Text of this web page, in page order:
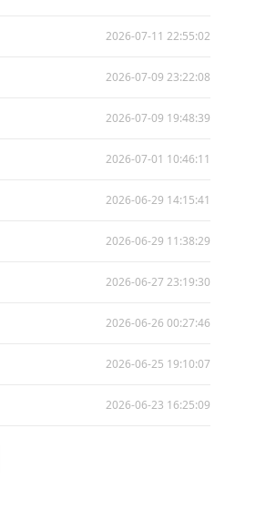
2026-07-11 22:55:02
2026-07-09 23:22:08
2026-07-09 19:48:39
2026-07-01 10:46:11
2026-06-29 14:15:41
2026-06-29 11:38:29
2026-06-27 23:19:30
2026-06-26 00:27:46
2026-06-25 19:10:07
2026-06-23 16:25:09